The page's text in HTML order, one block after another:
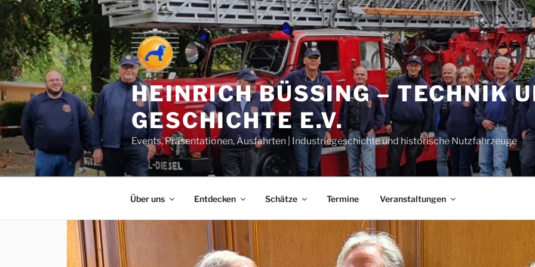
Zum
Inhalt
springen
HEINRICH BÜSSING – TECHNIK
GESCHICHTE E.V.
Events, Präsentationen, Ausfahrten | Industriegeschichte und historische Nutzfahrzeuge
Über uns Entdecken Schätze Termine Veranstaltungen